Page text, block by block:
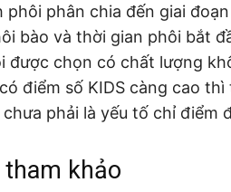
phôi phân chia đến giai
bào và thời gian phôi bắt
được chọn có chất lượng
điểm số KIDS càng cao
phải là yếu tố chỉ điểm
tham khảo